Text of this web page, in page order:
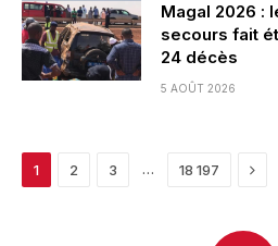
Magal 2026 :
secours fait
24 décès
5 AOÛT 2026
1 2 3 … 18 197 Next